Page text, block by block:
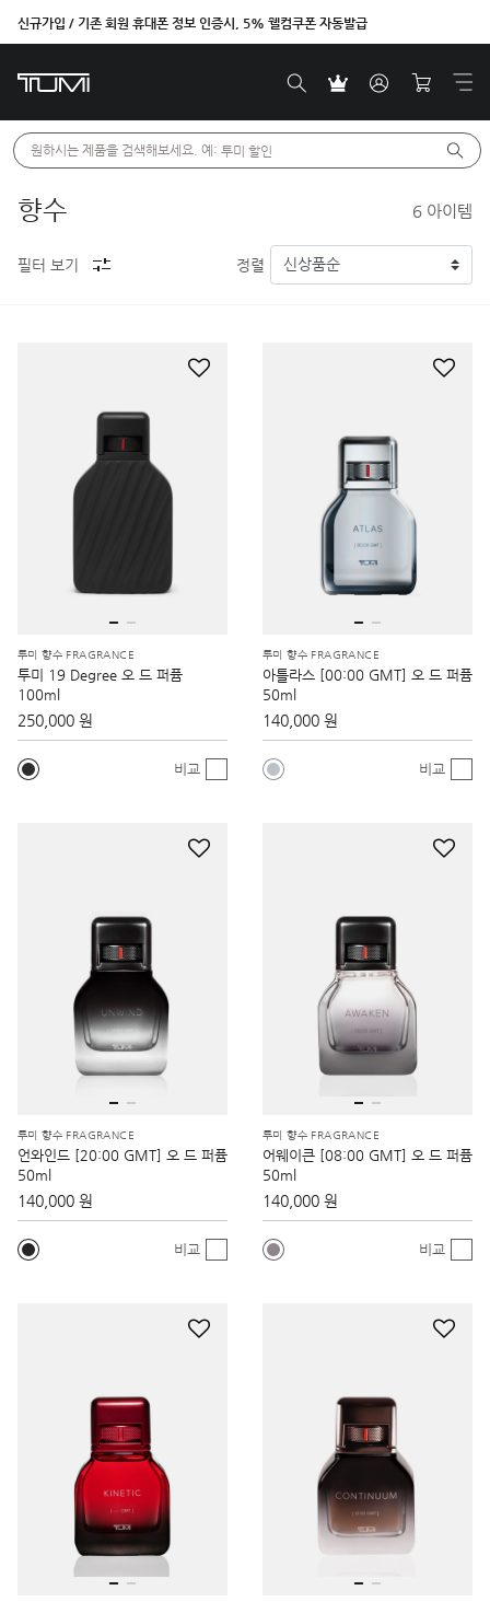
신규가입 / 기존 회원 휴대폰 정보 인증시, 5% 웰컴쿠폰 자동발급
원하시는 제품을 검색해보세요. 예: 투미 할인
향수 6 아이템
필터 보기 정렬
투미 향수 FRAGRANCE
투미 19 Degree 오 드 퍼퓸
100ml
250,000 원
비교
투미 향수 FRAGRANCE
아틀라스 [00:00 GMT] 오 드 퍼퓸
50ml
140,000 원
비교
투미 향수 FRAGRANCE
언와인드 [20:00 GMT] 오 드 퍼퓸
50ml
140,000 원
비교
투미 향수 FRAGRANCE
어웨이큰 [08:00 GMT] 오 드 퍼퓸
50ml
140,000 원
비교